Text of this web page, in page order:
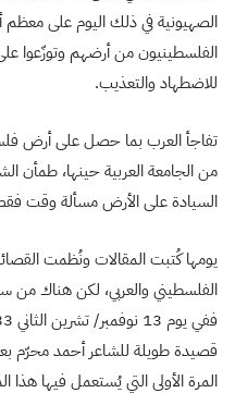
الصهيونية في ذلك اليوم على معظم
الفلسطينيون من أرضهم وتوزّعوا
للاضطهاد والتعذيب.
تفاجأ العرب بما حصل على أرض
من الجامعة العربية حينها، طمأن
السيادة على الأرض مسألة وقت
يومها كُتبت المقالات ونُظمت
قصيدة طويلة للشاعر أحمد محرّم
المرة الأولى التي يُستعمل فيها